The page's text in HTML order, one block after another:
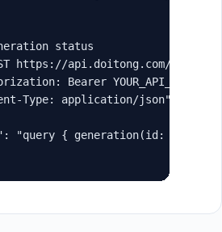
status
https://api.doitong.com/
Bearer YOUR_API_KEY" \
Type: application/json" \
"query { generation(id: